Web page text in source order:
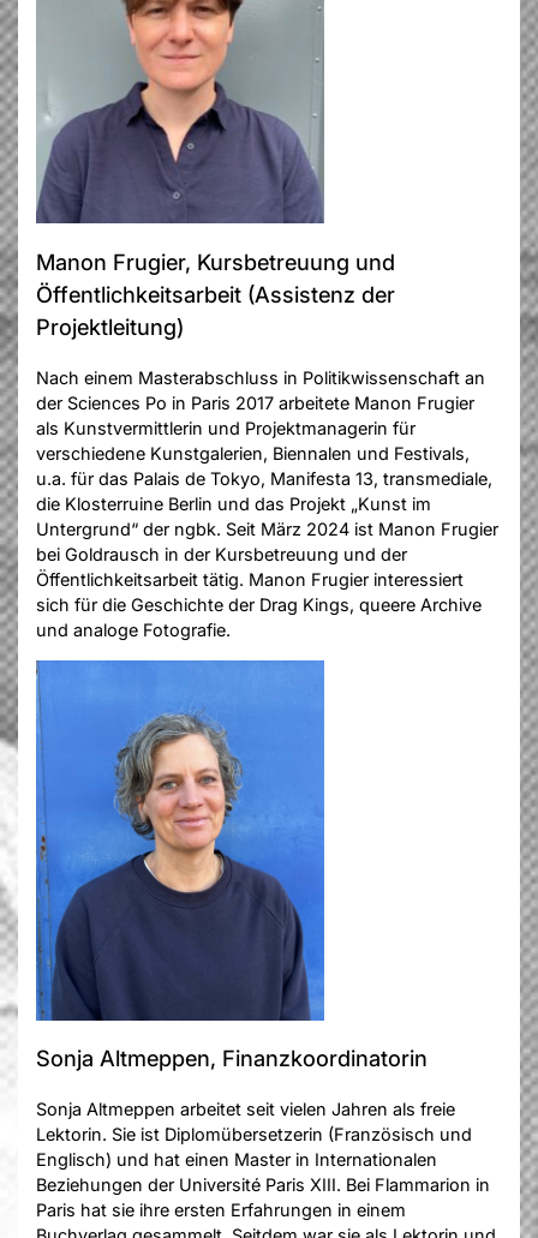
Manon Frugier, Kursbetreuung und
Öffentlichkeitsarbeit (Assistenz der
Projektleitung)
Nach einem Masterabschluss in Politikwissenschaft an
der Sciences Po in Paris 2017 arbeitete Manon Frugier
als Kunstvermittlerin und Projektmanagerin für
verschiedene Kunstgalerien, Biennalen und Festivals,
u.a. für das Palais de Tokyo, Manifesta 13, transmediale,
die Klosterruine Berlin und das Projekt „Kunst im
Untergrund“ der ngbk. Seit März 2024 ist Manon Frugier
bei Goldrausch in der Kursbetreuung und der
Öffentlichkeitsarbeit tätig. Manon Frugier interessiert
sich für die Geschichte der Drag Kings, queere Archive
und analoge Fotografie.
Sonja Altmeppen, Finanzkoordinatorin
Sonja Altmeppen arbeitet seit vielen Jahren als freie
Lektorin. Sie ist Diplomübersetzerin (Französisch und
Englisch) und hat einen Master in Internationalen
Beziehungen der Université Paris XIII. Bei Flammarion in
Paris hat sie ihre ersten Erfahrungen in einem